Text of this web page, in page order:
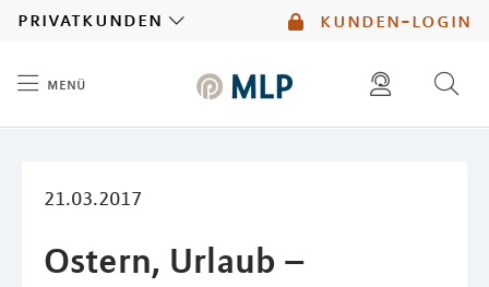
kunden-login
privatkunden
menü
21.03.2017
Ostern, Urlaub –